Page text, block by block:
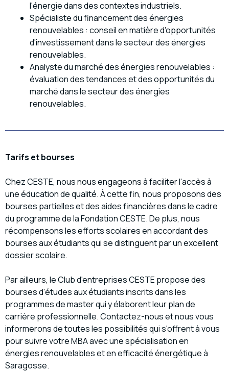
l'énergie dans des contextes industriels.
Spécialiste du financement des énergies
renouvelables : conseil en matière d'opportunités
d'investissement dans le secteur des énergies
renouvelables.
Analyste du marché des énergies renouvelables :
évaluation des tendances et des opportunités du
marché dans le secteur des énergies
renouvelables.
Tarifs et bourses
Chez CESTE, nous nous engageons à faciliter l'accès à
une éducation de qualité. À cette fin, nous proposons des
bourses partielles et des aides financières dans le cadre
du programme de la Fondation CESTE. De plus, nous
récompensons les efforts scolaires en accordant des
bourses aux étudiants qui se distinguent par un excellent
dossier scolaire.
Par ailleurs, le Club d'entreprises CESTE propose des
bourses d'études aux étudiants inscrits dans les
programmes de master qui y élaborent leur plan de
carrière professionnelle. Contactez-nous et nous vous
informerons de toutes les possibilités qui s'offrent à vous
pour suivre votre MBA avec une spécialisation en
énergies renouvelables et en efficacité énergétique à
Saragosse.